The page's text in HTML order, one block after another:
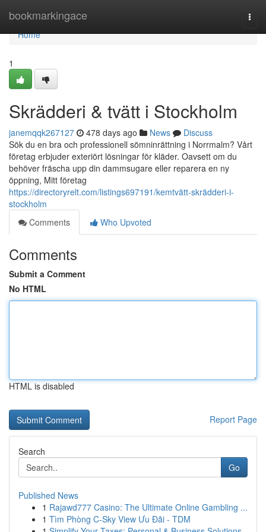
bookmarkingace
Home
Home
1
Skrädderi & tvätt i Stockholm
janemqqk267127 478 days ago News
Discuss
Sök du en bra och professionell sömninrättning i Norrmalm? Vårt
företag erbjuder exteriört lösningar för kläder. Oavsett om du
behöver fräscha upp din dammsugare eller reparera en ny
öppning, Mitt företag
https://directoryrelt.com/listings697191/kemtvätt-skrädderi-i-
stockholm
Comments
Who Upvoted
Comments
Submit a Comment
No HTML
HTML is disabled
Report Page
Search
Go
Published News
1 Rajawd777 Casino: The Ultimate Online Gambling ...
1 Tìm Phòng C-Sky View Ưu Đãi - TDM